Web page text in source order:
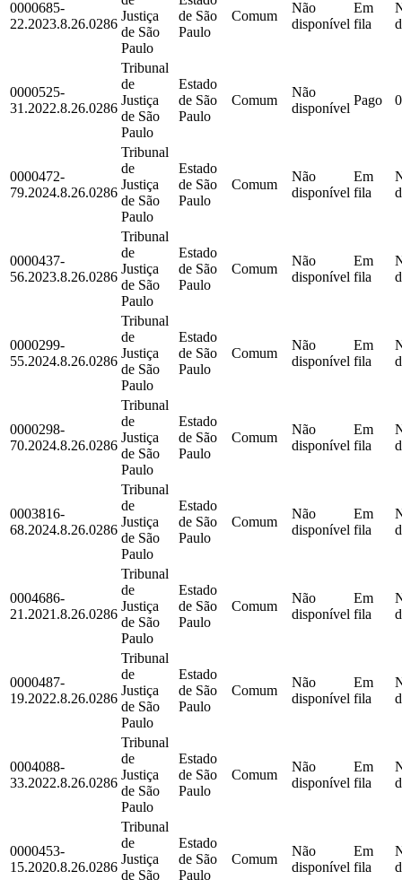
0000685-
22.2023.8.26.0286
Justiça
de São
Paulo
de São
Paulo
Comum
Não
disponível
Em
fila
0000525-
31.2022.8.26.0286
Tribunal
de
Justiça
de São
Paulo
Estado
de São
Paulo
Comum
Não
disponível
Pago
0000472-
79.2024.8.26.0286
Tribunal
de
Justiça
de São
Paulo
Estado
de São
Paulo
Comum
Não
disponível
Em
fila
0000437-
56.2023.8.26.0286
Tribunal
de
Justiça
de São
Paulo
Estado
de São
Paulo
Comum
Não
disponível
Em
fila
0000299-
55.2024.8.26.0286
Tribunal
de
Justiça
de São
Paulo
Estado
de São
Paulo
Comum
Não
disponível
Em
fila
0000298-
70.2024.8.26.0286
Tribunal
de
Justiça
de São
Paulo
Estado
de São
Paulo
Comum
Não
disponível
Em
fila
0003816-
68.2024.8.26.0286
Tribunal
de
Justiça
de São
Paulo
Estado
de São
Paulo
Comum
Não
disponível
Em
fila
0004686-
21.2021.8.26.0286
Tribunal
de
Justiça
de São
Paulo
Estado
de São
Paulo
Comum
Não
disponível
Em
fila
0000487-
19.2022.8.26.0286
Tribunal
de
Justiça
de São
Paulo
Estado
de São
Paulo
Comum
Não
disponível
Em
fila
0004088-
33.2022.8.26.0286
Tribunal
de
Justiça
de São
Paulo
Estado
de São
Paulo
Comum
Não
disponível
Em
fila
0000453-
15.2020.8.26.0286
Tribunal
de
Justiça
de São
Estado
de São
Paulo
Comum
Não
disponível
Em
fila